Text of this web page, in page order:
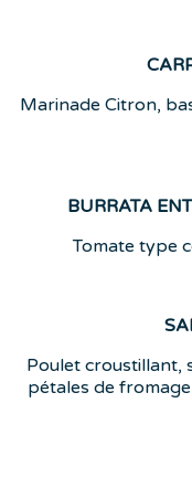
Marinade Citron,
BURRATA
Tomate type
Poulet croustillant,
pétales de